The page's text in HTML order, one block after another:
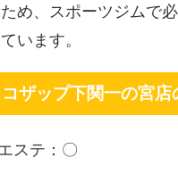
め、スポーツジムで
います。
ザップ下関一の宮店
ステ：〇